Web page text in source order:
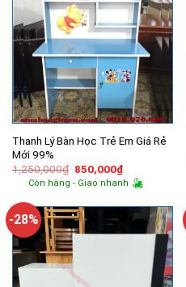
Thanh Lý Bàn Học Trẻ Em Giá Rẻ
Mới 99%
1,250,000₫ Giá
gốc
là:
850,000₫Giá
hiện
tại
850,000₫.
Còn hàng - Giao nhanh
-28%